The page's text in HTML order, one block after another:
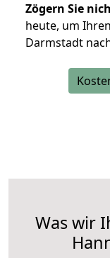
Zögern Sie
heute, um
Darmstadt
Was wir